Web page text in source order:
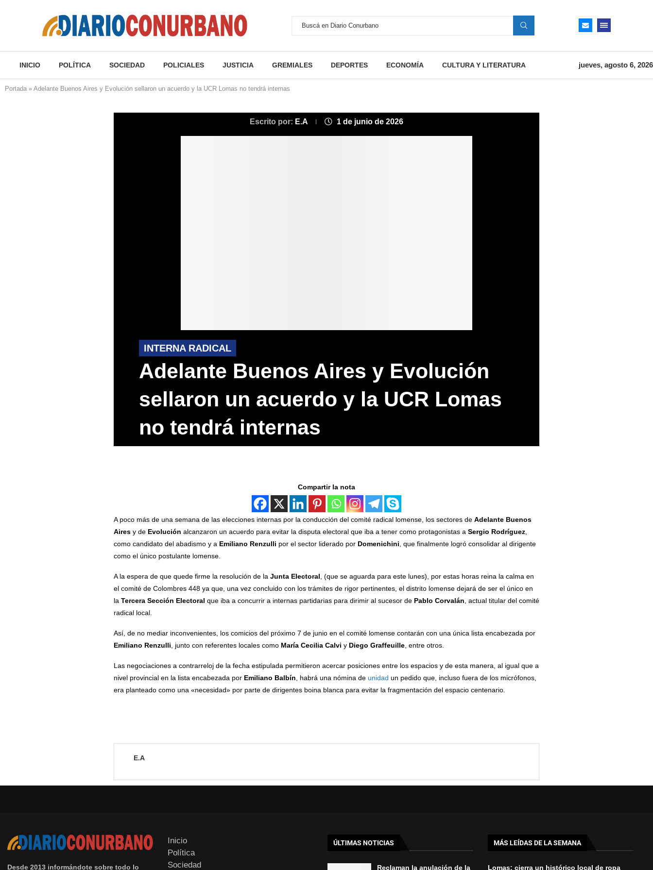
INICIO POLÍTICA SOCIEDAD POLICIALES JUSTICIA GREMIALES DEPORTES ECONOMÍA CULTURA Y LITERATURA jueves, agosto 6, 2026
Portada » Adelante Buenos Aires y Evolución sellaron un acuerdo y la UCR Lomas no tendrá internas
Escrito por: E.A 1 de junio de 2026
INTERNA RADICAL
Adelante Buenos Aires y Evolución
sellaron un acuerdo y la UCR Lomas
no tendrá internas
Compartir la nota
A poco más de una semana de las elecciones internas por la conducción del comité radical lomense, los sectores de Adelante Buenos
Airesy de Evolución alcanzaron un acuerdo para evitar la disputa electoral que iba a tener como protagonistas a Sergio Rodríguez,
como candidato del abadismo y a Emiliano Renzulli por el sector liderado por Domenichini , que finalmente logró consolidar al dirigente
como el único postulante lomense.
A la espera de que quede firme la resolución de la Junta Electoral , (que se aguarda para este lunes), por estas horas reina la calma en
el comité de Colombres 448 ya que, una vez concluido con los trámites de rigor pertinentes, el distrito lomense dejará de ser el único en
la Tercera Sección Electoral que iba a concurrir a internas partidarias para dirimir al sucesor de Pablo Corvalán , actual titular del comité
radical local.
Así, de no mediar inconvenientes, los comicios del próximo 7 de junio en el comité lomense contarán con una única lista encabezada por
Emiliano Renzulli , junto con referentes locales como María Cecilia Calvi y Diego Graffeuille, entre otros.
Las negociaciones a contrarreloj de la fecha estipulada permitieron acercar posiciones entre los espacios y de esta manera, al igual que a
nivel provincial en la lista encabezada por Emiliano Balbín , habrá una nómina de unidad un pedido que, incluso fuera de los micrófonos,
era planteado como una «necesidad» por parte de dirigentes boina blanca para evitar la fragmentación del espacio centenario.
E.A
Desde 2013 informándote sobre todo lo
Inicio
Política
Sociedad
ÚLTIMAS NOTICIAS
Reclaman la anulación de la
MÁS LEÍDAS DE LA SEMANA
Lomas: cierra un histórico local de ropa